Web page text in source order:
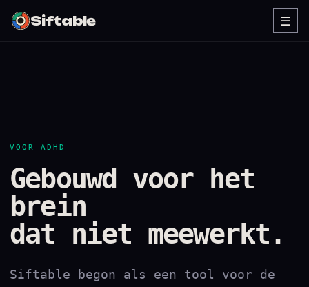
Siftable ☰
VOOR ADHD
Gebouwd voor het
brein
dat niet meewerkt.
Siftable begon als een tool voor de